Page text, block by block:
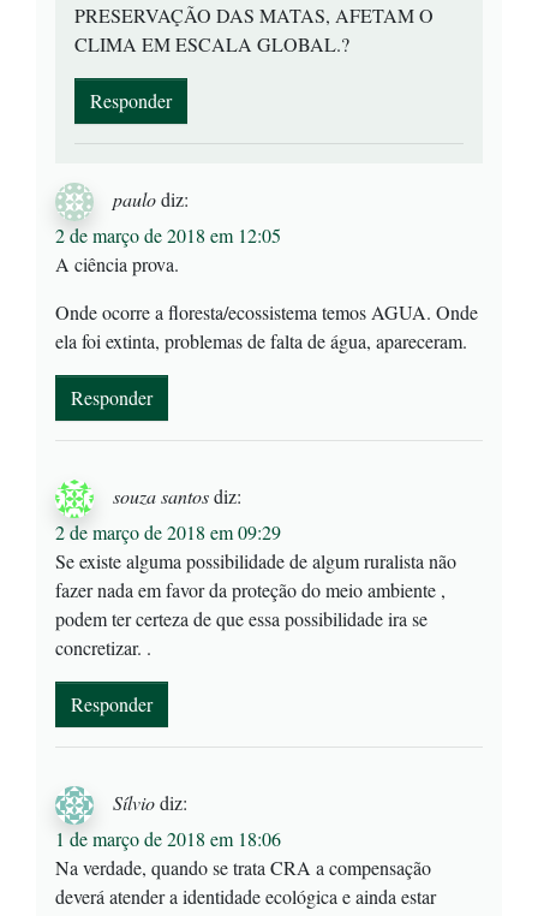
PRESERVAÇÃO DAS MATAS, AFETAM O
CLIMA EM ESCALA GLOBAL.?
Responder
paulodiz:
2 de março de 2018 em 12:05
A ciência prova.
Onde ocorre a floresta/ecossistema temos AGUA. Onde
ela foi extinta, problemas de falta de água, apareceram.
Responder
souza santosdiz:
2 de março de 2018 em 09:29
Se existe alguma possibilidade de algum ruralista não
fazer nada em favor da proteção do meio ambiente ,
podem ter certeza de que essa possibilidade ira se
concretizar. .
Responder
Sílviodiz:
1 de março de 2018 em 18:06
Na verdade, quando se trata CRA a compensação
deverá atender a identidade ecológica e ainda estar